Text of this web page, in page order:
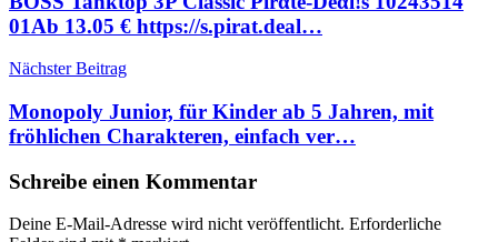
01Аb 13.05 € https://s.pirat.deal…
Nächster Beitrag
Monopoly Junior, für Kinder ab 5 Jahren, mit
fröhlichen Charakteren, einfach ver…
Schreibe einen Kommentar
Deine E-Mail-Adresse wird nicht veröffentlicht. Erforderliche